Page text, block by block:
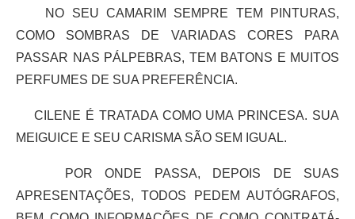
NO SEU CAMARIM SEMPRE TEM PINTURAS,
COMO SOMBRAS DE VARIADAS CORES PARA
PASSAR NAS PÁLPEBRAS, TEM BATONS E MUITOS
PERFUMES DE SUA PREFERÊNCIA.
CILENE É TRATADA COMO UMA PRINCESA. SUA
MEIGUICE E SEU CARISMA SÃO SEM IGUAL.
POR ONDE PASSA, DEPOIS DE SUAS
APRESENTAÇÕES, TODOS PEDEM AUTÓGRAFOS,